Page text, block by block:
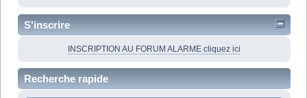
S'inscrire
INSCRIPTION AU FORUM ALARME cliquez ici
Recherche rapide